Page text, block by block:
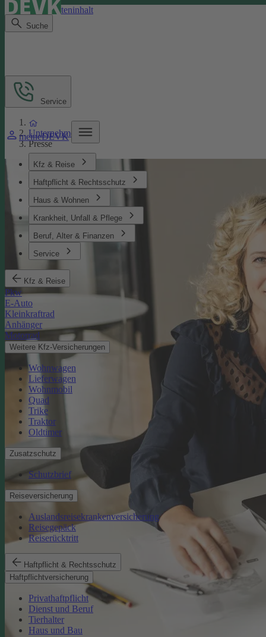
Direkt zum Seiteninhalt
Suche
meineDEVK
Kfz & Reise
Haftpflicht & Rechtsschutz
Haus & Wohnen
Krankheit, Unfall & Pflege
Beruf, Alter & Finanzen
Service
Kfz & Reise
Pkw
E-Auto
Kleinkraftrad
Anhänger
Motorrad
Weitere Kfz-Versicherungen
Wohnwagen
Lieferwagen
Wohnmobil
Quad
Trike
Traktor
Oldtimer
Zusatzschutz
Schutzbrief
Reiseversicherung
Auslandsreisekrankenversicherung
Reisegepäck
Reiserücktritt
Haftpflicht & Rechtsschutz
Haftpflichtversicherung
Privathaftpflicht
Dienst und Beruf
Tierhalter
Haus und Bau
Service
Unternehmen
Presse